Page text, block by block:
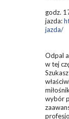
godz.
jazda:
jazda/
Odpal
w tej
wybór